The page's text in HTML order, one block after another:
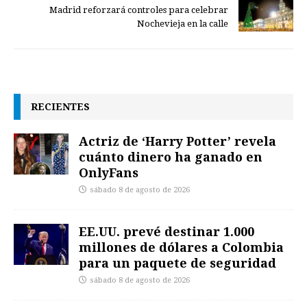
Madrid reforzará controles para celebrar
Nochevieja en la calle
RECIENTES
Actriz de ‘Harry Potter’ revela
cuánto dinero ha ganado en
OnlyFans
sábado 8 de agosto de 2026
EE.UU. prevé destinar 1.000
millones de dólares a Colombia
para un paquete de seguridad
sábado 8 de agosto de 2026